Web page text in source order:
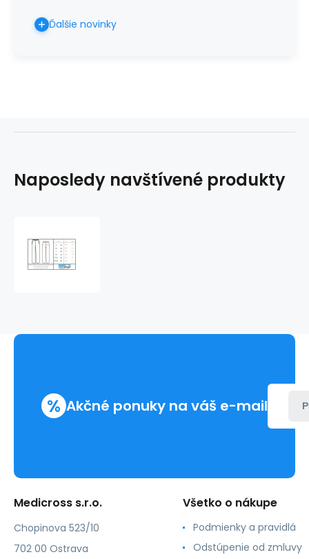
Ďalšie novinky
Naposledy navštívené produkty
% Akčné ponuky na váš e-mail
Medicross s.r.o.
Chopinova 523/10
702 00 Ostrava
Všetko o nákupe
Podmienky a pravidlá
Odstúpenie od zmluvy